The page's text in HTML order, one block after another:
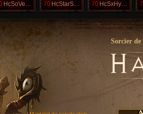
HcSoVenom 70 HcStarScream 70 HcSxHydra
Sorcier de
H